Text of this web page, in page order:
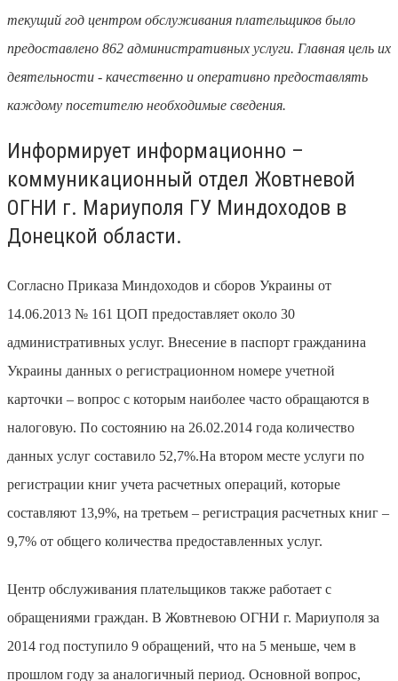
текущий год центром обслуживания плательщиков было
предоставлено 862 административных услуги. Главная цель их
деятельности - качественно и оперативно предоставлять
каждому посетителю необходимые сведения.
Информирует информационно –
коммуникационный отдел Жовтневой
ОГНИ г. Мариуполя ГУ Миндоходов в
Донецкой области.
Согласно Приказа Миндоходов и сборов Украины от
14.06.2013 № 161 ЦОП предоставляет около 30
административных услуг. Внесение в паспорт гражданина
Украины данных о регистрационном номере учетной
карточки – вопрос с которым наиболее часто обращаются в
налоговую. По состоянию на 26.02.2014 года количество
данных услуг составило 52,7%.На втором месте услуги по
регистрации книг учета расчетных операций, которые
составляют 13,9%, на третьем – регистрация расчетных книг –
9,7% от общего количества предоставленных услуг.
Центр обслуживания плательщиков также работает с
обращениями граждан. В Жовтневою ОГНИ г. Мариуполя за
2014 год поступило 9 обращений, что на 5 меньше, чем в
прошлом году за аналогичный период. Основной вопрос,